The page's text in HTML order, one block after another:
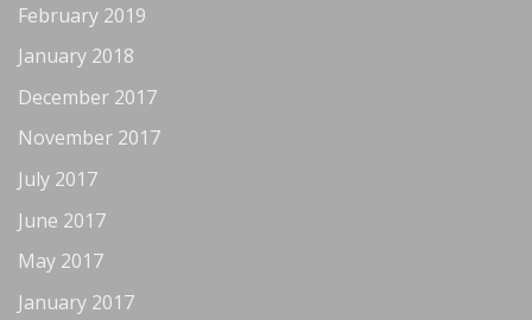
February 2019
January 2018
December 2017
November 2017
July 2017
June 2017
May 2017
January 2017